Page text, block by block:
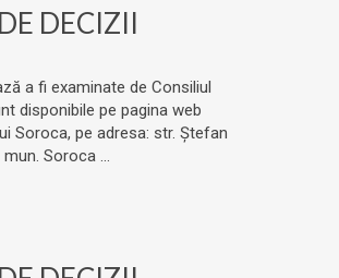
DECIZII
a fi examinate de Consiliul
disponibile pe pagina web
Soroca, pe adresa: str. Ștefan
Soroca ...